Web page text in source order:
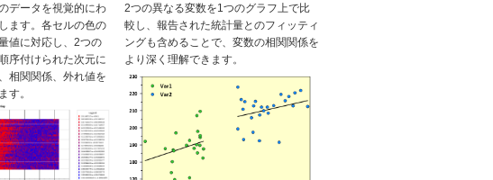
データを視覚的にわ
ます。各セルの色の
値に対応し、2つの
序付けられた次元に
相関関係、外れ値を
す。
2つの異なる変数を1つのグラフ上で比
較し、報告された統計量とのフィッティ
ングも含めることで、変数の相関関係を
より深く理解できます。